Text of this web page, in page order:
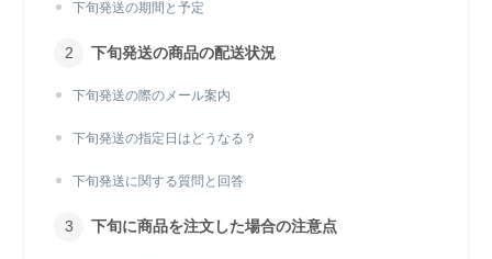
下旬発送の期間と予定
下旬発送の商品の配送状況
下旬発送の際のメール案内
下旬発送の指定日はどうなる？
下旬発送に関する質問と回答
下旬に商品を注文した場合の注意点